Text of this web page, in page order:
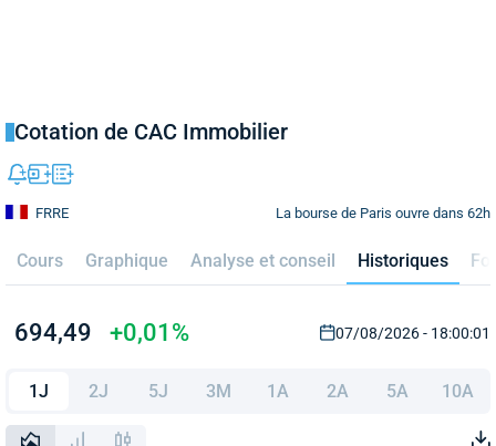
Cotation de CAC Immobilier
La bourse de Paris ouvre dans 62h
FRRE
Cours Graphique Analyse et conseil Historiques
694,49 +0,01% 07/08/2026 - 18:00:01
1J 2J 5J 3M 1A 2A 5A 10A